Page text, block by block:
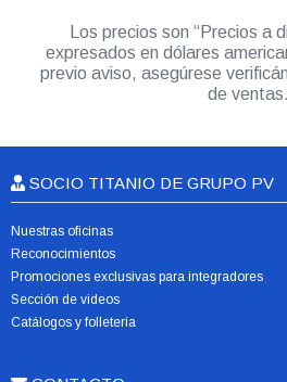
Los precios son “Precios a
expresados en dólares
previo aviso, asegúrese
de ventas.
SOCIO TITANIO DE GRUPO PV
Nuestras oficinas
Reconocimientos
Promociones exclusivas para integradores
Sección de videos
Catálogos y folletería